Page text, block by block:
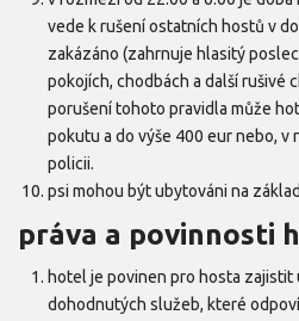
vede k rušení ostatních hostů v
zakázáno (zahrnuje hlasitý
pokojích, chodbách a další rušivé
porušení tohoto pravidla může
pokutu a do výše 400 eur nebo, v
policii.
psi mohou být ubytováni na
práva a povinnosti
hotel je povinen pro hosta zajistit
dohodnutých služeb, které